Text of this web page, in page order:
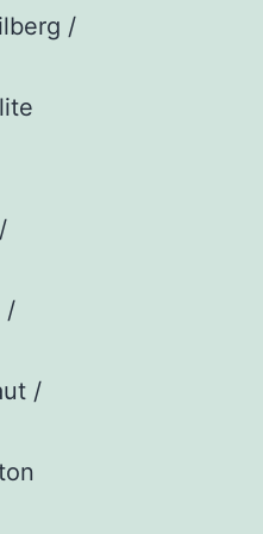
/
/
/